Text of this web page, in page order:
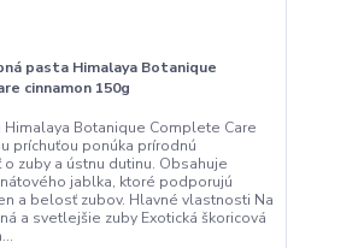
pasta Himalaya Botanique
cinnamon 150g
Himalaya Botanique Complete Care
príchuťou ponúka prírodnú
zuby a ústnu dutinu. Obsahuje
jablka, ktoré podporujú
a belosť zubov. Hlavné vlastnosti Na
a svetlejšie zuby Exotická škoricová